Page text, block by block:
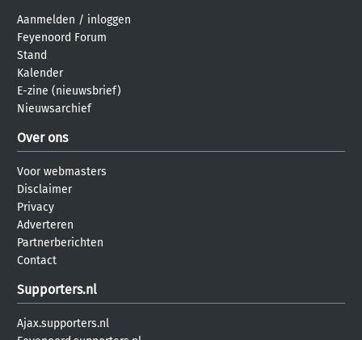
Aanmelden / inloggen
Feyenoord Forum
Stand
Kalender
E-zine (nieuwsbrief)
Nieuwsarchief
Over ons
Voor webmasters
Disclaimer
Privacy
Adverteren
Partnerberichten
Contact
Supporters.nl
Ajax.supporters.nl